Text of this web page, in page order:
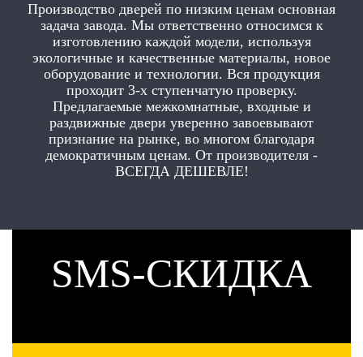
Производство дверей по низким ценам основная
задача завода. Мы ответственно относимся к
изготовлению каждой модели, используя
экологичные и качественные материалы, новое
оборудование и технологии. Вся продукция
проходит 3-х ступенчатую проверку.
Предлагаемые межкомнатные, входные и
раздвижные двери уверенно завоевывают
признание на рынке, во многом благодаря
демократичным ценам. От производителя -
ВСЕГДА ДЕШЕВЛЕ!
SMS-СКИДКА